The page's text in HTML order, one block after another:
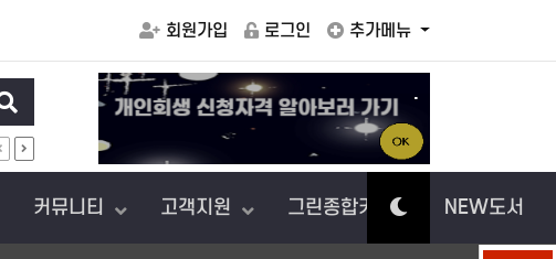
회원가입 로그인 추가메뉴
보상 아이에게
.
커뮤니티 고객지원 그린종합카센터 NEW도서